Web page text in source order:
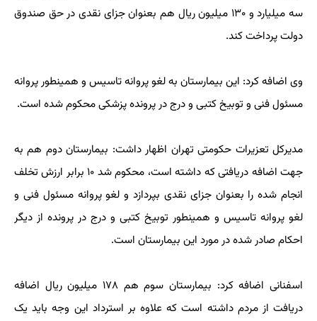
سه میلیارد و ۱۳۰ میلیون ریال هم بعنوان جزای نقدی در حق صندوق
دولت پرداخت کند.
وی اضافه کرد: این بیمارستان به لغو پروانه تاسیس و همینطور پروانه
مسئول فنی و توبیخ کتبی و درج در پرونده پزشکی محکوم شده است.
مدیرکل تعزیرات حکومتی تهران اظهار داشت: بیمارستان دوم هم به
جهت اضافه دریافتی که داشته است، محکوم شد ۱۰ برابر ارزش تخلف
انجام شده را بعنوان جزای نقدی بپردازد و لغو پروانه مسئول فنی و
لغو پروانه تاسیس و همینطور توبیخ کتبی و درج در پرونده از دیگر
احکام صادر شده در مورد این بیمارستان است.
اسفنانی اضافه کرد: بیمارستان سوم هم ۱۷۸ میلیون ریال اضافه
دریافت از مردم داشته است که علاوه بر استرداد این وجه باید یک